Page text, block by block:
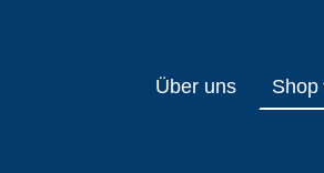
Über uns Shop